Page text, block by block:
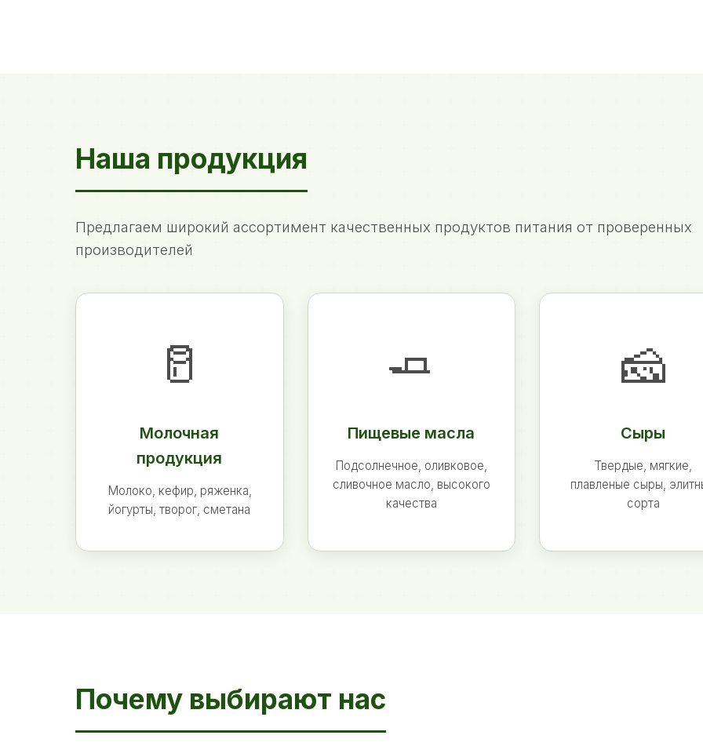
Наша продукция
Предлагаем широкий ассортимент качественных продуктов питания от проверенных
производителей
🥛
Молочная
продукция
Молоко, кефир, ряженка,
йогурты, творог, сметана
🧈
Пищевые масла
Подсолнечное, оливковое,
сливочное масло, высокого
качества
🧀
Сыры
Твердые, мягкие,
плавленые сыры,
сорта
Почему выбирают нас